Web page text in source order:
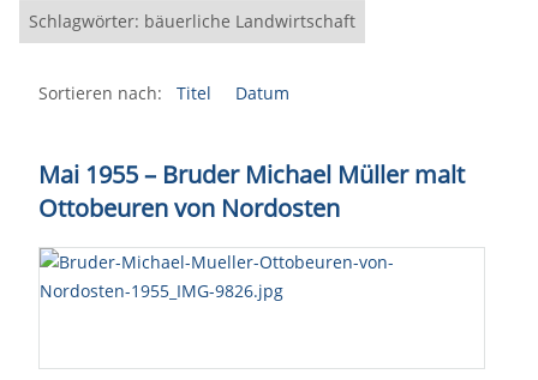
Schlagwörter: bäuerliche Landwirtschaft
Sortieren nach: Titel Datum
Mai 1955 – Bruder Michael Müller malt
Ottobeuren von Nordosten